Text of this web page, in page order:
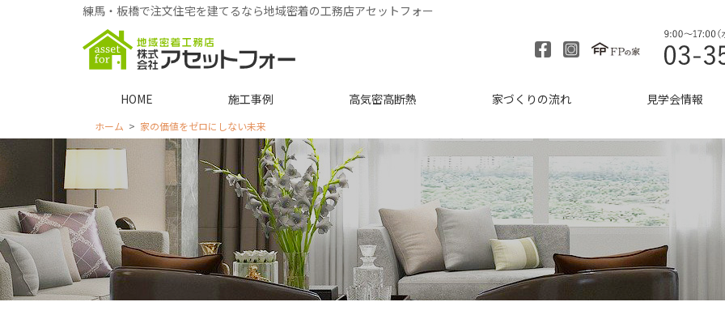
練馬・板橋で注文住宅を建てるなら地域密着の工務店アセットフォー
HOME 施工事例 高気密高断熱 家づくりの流れ 見学会情報
ホーム 家の価値をゼロにしない未来